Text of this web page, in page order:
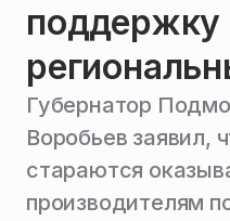
поддержку
Губернатор
Воробьев заявил,
стараются
производителям